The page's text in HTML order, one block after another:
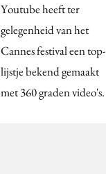
Youtube heeft ter
gelegenheid van het
Cannes festival een top-
lijstje bekend gemaakt
met 360 graden video's.